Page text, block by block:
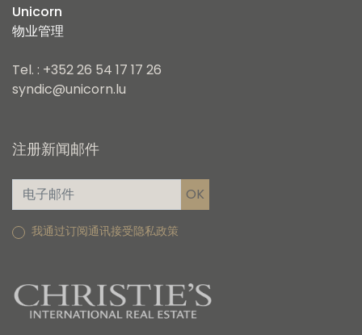
Unicorn
物业管理
Tel. : +352 26 54 17 17 26
syndic@unicorn.lu
注册新闻邮件
我通过订阅通讯接受隐私政策